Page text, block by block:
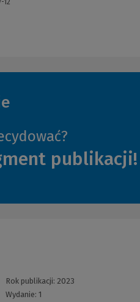
12
publikacji!
Rok publikacji: 2023
Wydanie:1